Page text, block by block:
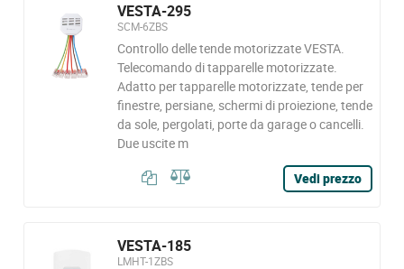
VESTA-295
SCM-6ZBS
Controllo delle tende motorizzate VESTA.
Telecomando di tapparelle motorizzate.
Adatto per tapparelle motorizzate, tende per
finestre, persiane, schermi di proiezione, tende
da sole, pergolati, porte da garage o cancelli.
Due uscite m
Vedi prezzo
VESTA-185
LMHT-1ZBS